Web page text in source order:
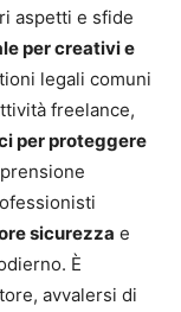
aspetti e sfide
per creativi e
legali comuni
freelance,
per proteggere
sicurezza e
È
avvalersi di